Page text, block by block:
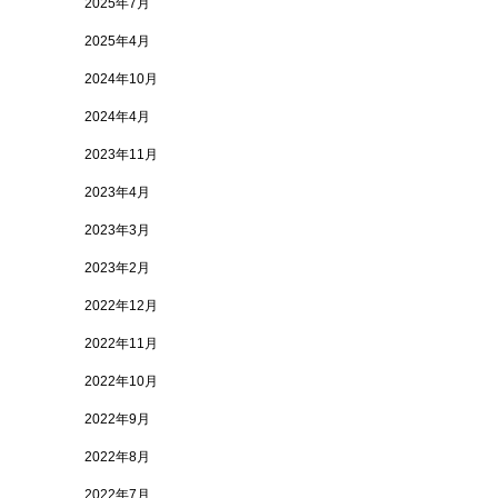
2025年7月
2025年4月
2024年10月
2024年4月
2023年11月
2023年4月
2023年3月
2023年2月
2022年12月
2022年11月
2022年10月
2022年9月
2022年8月
2022年7月